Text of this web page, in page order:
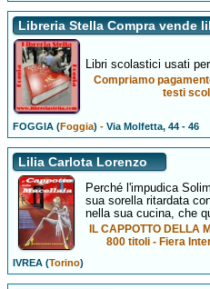
Libreria Stella Compra vende
Libri scolastici usati
Compriamo
testi
FOGGIA (Foggia) -Via Molfetta, 44 - 46
Lilia Carlota Lorenzo
Perché l'impudica
sua sorella ritardata
nella sua cucina, che
IL CAPPOTTO
800 titoli - Fiera
IVREA (Torino)